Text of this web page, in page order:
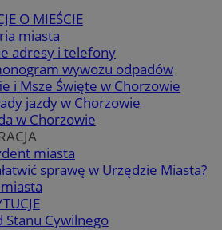
O MIEŚCIE
miasta
adresy i telefony
wywozu odpadów
i Msze Święte w Chorzowie
jazdy w Chorzowie
w Chorzowie
miasta
sprawę w Urzędzie Miasta?
Stanu Cywilnego